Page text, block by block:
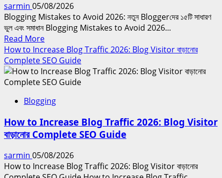
Web
Hosting
নির্বাচন
করার
Complete
Guide
sarmin 05/08/2026
Blogging Mistakes to Avoid 2026: নতুন Bloggerদের ১৫টি সাধারণ
ভুল এবং সমাধান Blogging Mistakes to Avoid 2026...
Read MoreRead
more
about
Blogging
Mistakes
Avoid
নতুন
Bloggerদের
সাধারণ
ভুল
How to Increase Blog Traffic 2026: Blog Visitor বাড়ানোর
Complete SEO Guide
Blogging
How to Increase Blog Traffic 2026: Blog Visitor
বাড়ানোর Complete SEO Guide
sarmin 05/08/2026
How to Increase Blog Traffic 2026: Blog Visitor বাড়ানোর